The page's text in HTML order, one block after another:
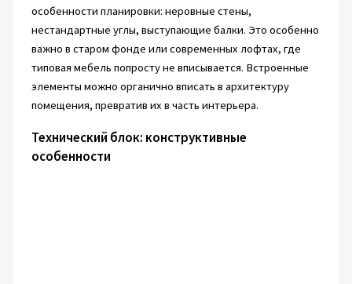
особенности планировки: неровные стены,
нестандартные углы, выступающие балки. Это особенно
важно в старом фонде или современных лофтах, где
типовая мебель попросту не вписывается. Встроенные
элементы можно органично вписать в архитектуру
помещения, превратив их в часть интерьера.
Технический блок: конструктивные
особенности